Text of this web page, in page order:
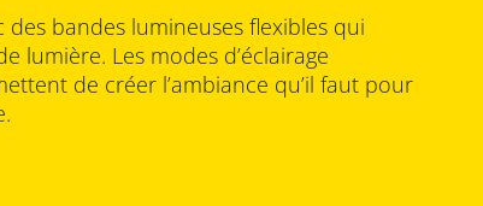
des bandes lumineuses flexibles qui
lumière. Les modes d’éclairage
de créer l’ambiance qu’il faut pour